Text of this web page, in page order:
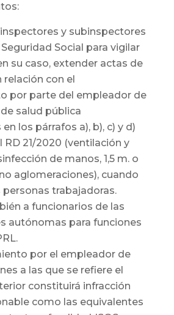
y subinspectores
Social para vigilar
su caso, extender actas de
relación con el
por parte del empleador de
salud pública
los párrafos a), b), c) y d)
RD 21/2020 (ventilación y
de manos, 1,5 m. o
aglomeraciones), cuando
personas trabajadoras.
a funcionarios de las
autónomas para funciones
por el empleador de
a las que se refiere el
constituirá infracción
como las equivalentes